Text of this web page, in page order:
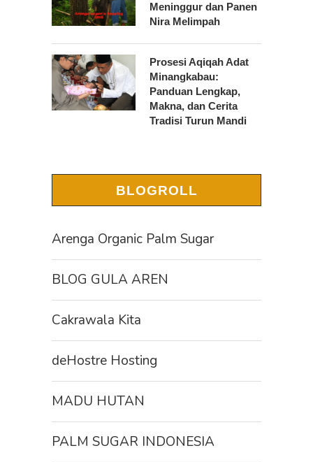
Meninggur dan Panen
Nira Melimpah
Prosesi Aqiqah Adat
Minangkabau:
Panduan Lengkap,
Makna, dan Cerita
Tradisi Turun Mandi
BLOGROLL
Arenga Organic Palm Sugar
BLOG GULA AREN
Cakrawala Kita
deHostre Hosting
MADU HUTAN
PALM SUGAR INDONESIA